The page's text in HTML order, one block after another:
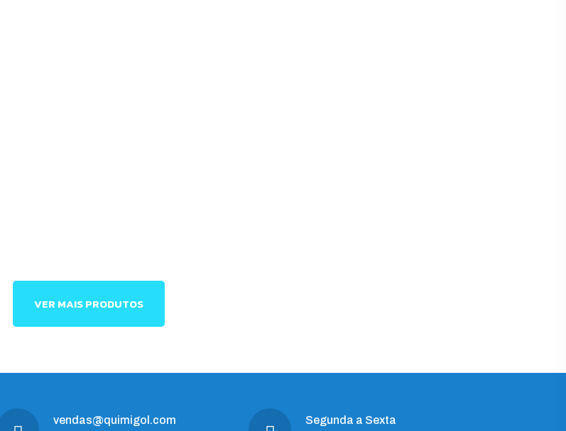
VER MAIS PRODUTOS
vendas@quimigol.com Segunda a Sexta